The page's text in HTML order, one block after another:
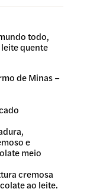
todo,
quente
de Minas –
e
meio
cremosa
ao leite.